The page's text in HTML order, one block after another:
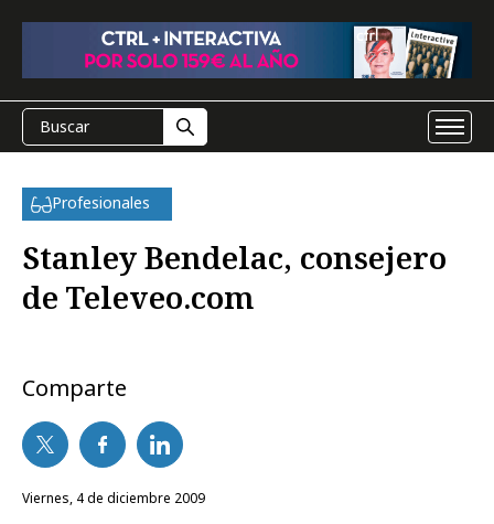
Profesionales
Stanley Bendelac, consejero
de Televeo.com
Comparte
viernes, 4 de diciembre 2009